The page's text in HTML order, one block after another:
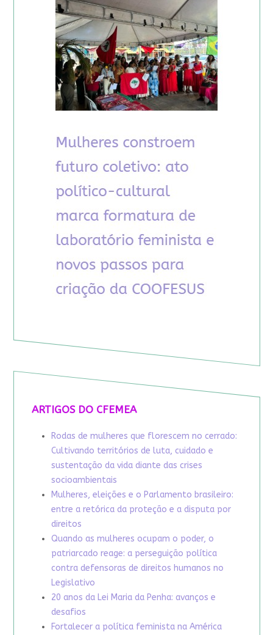
ARTIGOS DO CFEMEA
Rodas de mulheres que florescem no cerrado:
Cultivando territórios de luta, cuidado e
sustentação da vida diante das crises
socioambientais
Mulheres, eleições e o Parlamento brasileiro:
entre a retórica da proteção e a disputa por
direitos
Quando as mulheres ocupam o poder, o
patriarcado reage: a perseguição política
contra defensoras de direitos humanos no
Legislativo
20 anos da Lei Maria da Penha: avanços e
desafios
Fortalecer a política feminista na América